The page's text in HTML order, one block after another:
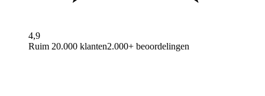
4,9
Ruim 20.000 klanten2.000+ beoordelingen